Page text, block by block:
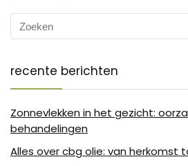
recente berichten
Zonnevlekken in het gezicht:
behandelingen
Alles over cbg olie: van herkomst